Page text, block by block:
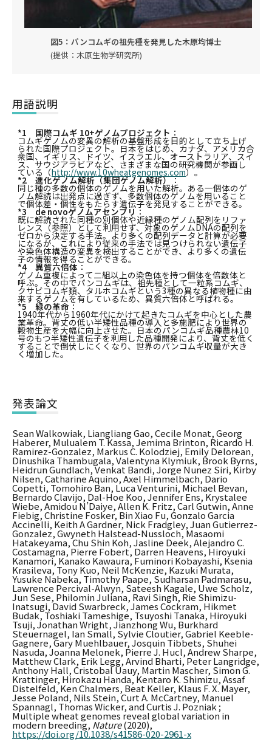
図5：パンコムギの祖先種を発見した木原均博士
(提供：木原生物学研究所)
用語説明
*1 国際コムギ 10+ゲノムプロジェクト ：
コムギゲノムの変異の解析の基盤形成を目的として立ち上げ
られた国際プロジェクト。日本をはじめ、カナダ、アメリカ合
衆国、イギリス、ドイツ、イスラエル、オーストラリア、スイ
ス、サウジアラビアなど、さまざまな国の研究機関が参画し
ている（http://www.10wheatgenomes.com）。
*2 進化ゲノム解析（集団ゲノム解析）：
同じ種の多数の個体のゲノムを用いた解析。ある一個体のゲ
ノム解読は出発点に過ぎず、多数個体のゲノムを用いること
で個体差・個性をもたらす遺伝子を発見することができる。
*3 de novoゲノムアセンブリ ：
既に解読された同種の別個体や近縁種のゲノム配列をリファ
レンス（参照）として利用せず、対象のゲノムDNAの配列を
ゼロから決定する手法。より多くの配列データと計算が必要
になるが、これにより従来の手法では見つけられない遺伝子
や染色体構造の変異を検出することができ、より多くの遺伝
子の情報を得ることができる。
*4 異質六倍体：
ゲノム重複によって二組以上の染色体を持つ個体を倍数体と
呼ぶ。その中でパンコムギは、祖先種として一粒系コムギ、
クサビコムギ類、タルホコムギという3種の異なる植物種に由
来するゲノムを有しているため、異質六倍体と呼ばれる。
*5 緑の革命 ：
1940年代から1960年代にかけて起きたコムギを中心とした農
業革命。背丈の低い半矮性品種の導入と多施肥により世界の
穀物生産を大幅に向上させた。日本のパンコムギ品種農林10
号のもつ半矮性遺伝子を利用した品種開発により、背丈を低く
することで倒伏しにくくなり、世界のパンコムギ収量が大き
く増加した。
発表論文
Sean Walkowiak, Liangliang Gao, Cecile Monat, Georg
Haberer, Mulualem T. Kassa, Jemima Brinton, Ricardo H.
Ramirez-Gonzalez, Markus C. Kolodziej, Emily Delorean,
Dinushika Thambugala, Valentyna Klymiuk, Brook Byrns,
Heidrun Gundlach, Venkat Bandi, Jorge Nunez Siri, Kirby
Nilsen, Catharine Aquino, Axel Himmelbach, Dario
Copetti, Tomohiro Ban, Luca Venturini, Michael Bevan,
Bernardo Clavijo, Dal-Hoe Koo, Jennifer Ens, Krystalee
Wiebe, Amidou N’Daiye, Allen K. Fritz, Carl Gutwin, Anne
Fiebig, Christine Fosker, Bin Xiao Fu, Gonzalo Garcia
Accinelli, Keith A Gardner, Nick Fradgley, Juan Gutierrez-
Gonzalez, Gwyneth Halstead-Nussloch, Masaomi
Hatakeyama, Chu Shin Koh, Jasline Deek, Alejandro C.
Costamagna, Pierre Fobert, Darren Heavens, Hiroyuki
Kanamori, Kanako Kawaura, Fuminori Kobayashi, Ksenia
Krasileva, Tony Kuo, Neil McKenzie, Kazuki Murata,
Yusuke Nabeka, Timothy Paape, Sudharsan Padmarasu,
Lawrence Percival-Alwyn, Sateesh Kagale, Uwe Scholz,
Jun Sese, Philomin Juliana, Ravi Singh, Rie Shimizu-
Inatsugi, David Swarbreck, James Cockram, Hikmet
Budak, Toshiaki Tameshige, Tsuyoshi Tanaka, Hiroyuki
Tsuji, Jonathan Wright, Jianzhong Wu, Burkhard
Steuernagel, Ian Small, Sylvie Cloutier, Gabriel Keeble-
Gagnere, Gary Muehlbauer, Josquin Tibbets, Shuhei
Nasuda, Joanna Melonek, Pierre J. Hucl, Andrew Sharpe,
Matthew Clark, Erik Legg, Arvind Bharti, Peter Langridge,
Anthony Hall, Cristobal Uauy, Martin Mascher, Simon G.
Krattinger, Hirokazu Handa, Kentaro K. Shimizu, Assaf
Distelfeld, Ken Chalmers, Beat Keller, Klaus F. X. Mayer,
Jesse Poland, Nils Stein, Curt A. McCartney, Manuel
Spannagl, Thomas Wicker, and Curtis J. Pozniak ;
Multiple wheat genomes reveal global variation in
modern breeding, Nature(2020),
https://doi.org/10.1038/s41586-020-2961-x